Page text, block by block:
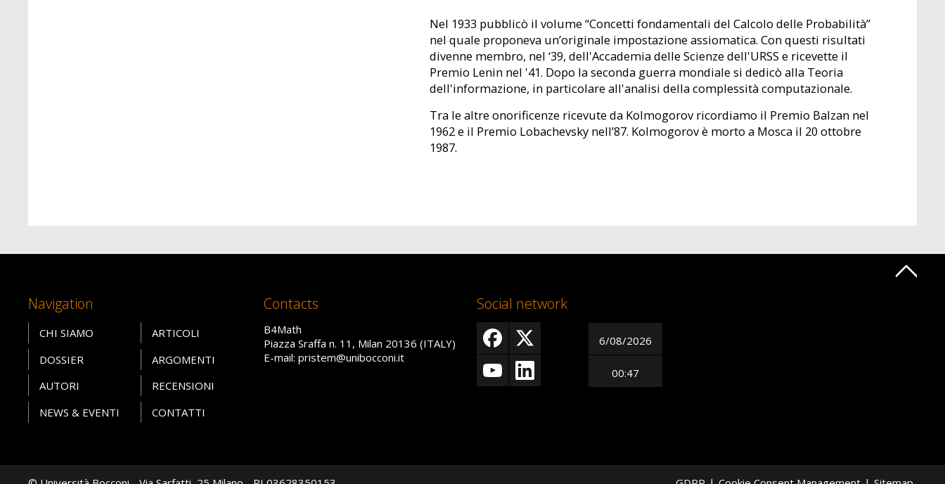
Nel 1933 pubblicò il volume “Concetti fondamentali del Calcolo delle Probabilità”
nel quale proponeva un’originale impostazione assiomatica. Con questi risultati
divenne membro, nel ‘39, dell'Accademia delle Scienze dell'URSS e ricevette il
Premio Lenin nel '41. Dopo la seconda guerra mondiale si dedicò alla Teoria
dell'informazione, in particolare all'analisi della complessità computazionale.
Tra le altre onorificenze ricevute da Kolmogorov ricordiamo il Premio Balzan nel
1962 e il Premio Lobachevsky nell’87. Kolmogorov è morto a Mosca il 20 ottobre
1987.
Navigation
CHI SIAMO
DOSSIER
AUTORI
NEWS & EVENTI
ARTICOLI
ARGOMENTI
RECENSIONI
CONTATTI
Contacts
B4Math
Piazza Sraffa n. 11, Milan 20136 (ITALY)
E-mail: pristem@unibocconi.it
Social network
6/08/2026
00:47